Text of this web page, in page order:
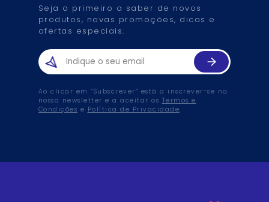
Seja o primeiro a saber de novos
produtos, novas promoções, dicas e
ofertas especiais.
Ao clicar em “Subscrever” está a inscrever-se na
nossa newsletter e a aceitar os Termos e
Condições e Política de Privacidade.